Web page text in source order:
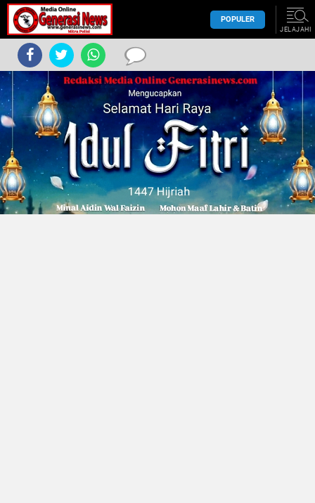
POPULER
JELAJAHI